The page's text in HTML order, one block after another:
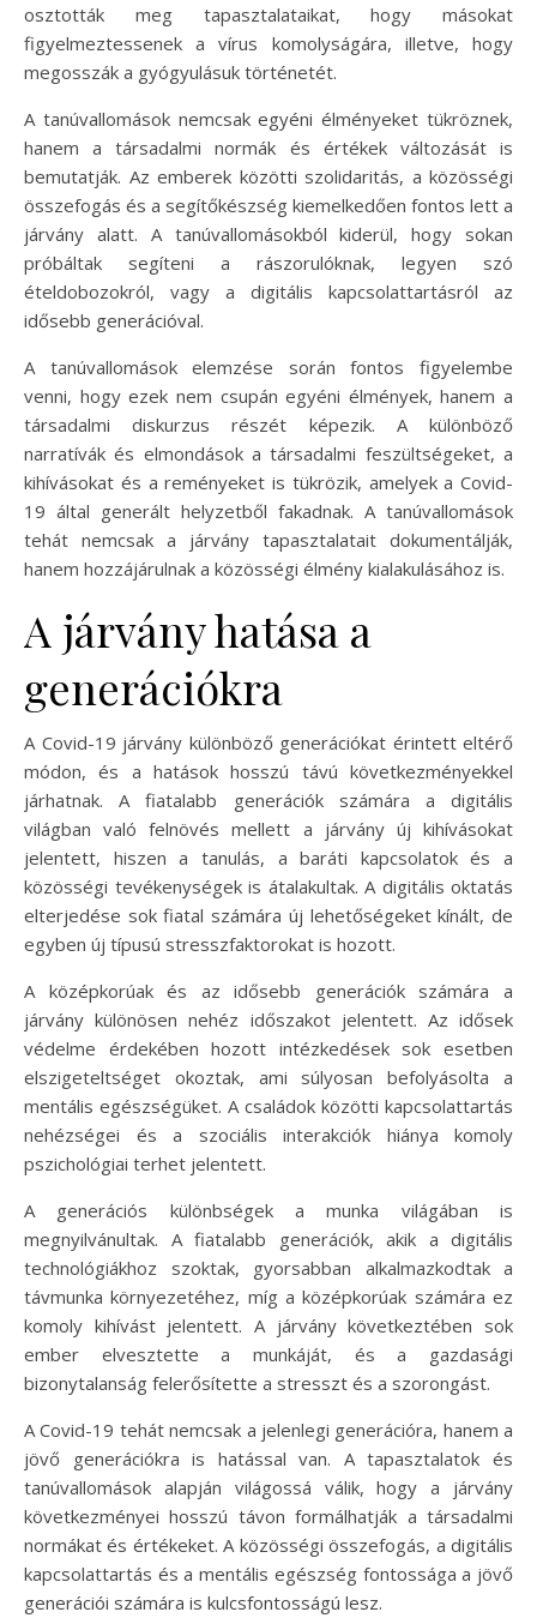
osztották meg tapasztalataikat, hogy másokat
figyelmeztessenek a vírus komolyságára, illetve, hogy
megosszák a gyógyulásuk történetét.
A tanúvallomások nemcsak egyéni élményeket tükröznek,
hanem a társadalmi normák és értékek változását is
bemutatják. Az emberek közötti szolidaritás, a közösségi
összefogás és a segítőkészség kiemelkedően fontos lett a
járvány alatt. A tanúvallomásokból kiderül, hogy sokan
próbáltak segíteni a rászorulóknak, legyen szó
ételdobozokról, vagy a digitális kapcsolattartásról az
idősebb generációval.
A tanúvallomások elemzése során fontos figyelembe
venni, hogy ezek nem csupán egyéni élmények, hanem a
társadalmi diskurzus részét képezik. A különböző
narratívák és elmondások a társadalmi feszültségeket, a
kihívásokat és a reményeket is tükrözik, amelyek a Covid-
19 által generált helyzetből fakadnak. A tanúvallomások
tehát nemcsak a járvány tapasztalatait dokumentálják,
hanem hozzájárulnak a közösségi élmény kialakulásához is.
A járvány hatása a
generációkra
A Covid-19 járvány különböző generációkat érintett eltérő
módon, és a hatások hosszú távú következményekkel
járhatnak. A fiatalabb generációk számára a digitális
világban való felnövés mellett a járvány új kihívásokat
jelentett, hiszen a tanulás, a baráti kapcsolatok és a
közösségi tevékenységek is átalakultak. A digitális oktatás
elterjedése sok fiatal számára új lehetőségeket kínált, de
egyben új típusú stresszfaktorokat is hozott.
A középkorúak és az idősebb generációk számára a
járvány különösen nehéz időszakot jelentett. Az idősek
védelme érdekében hozott intézkedések sok esetben
elszigeteltséget okoztak, ami súlyosan befolyásolta a
mentális egészségüket. A családok közötti kapcsolattartás
nehézségei és a szociális interakciók hiánya komoly
pszichológiai terhet jelentett.
A generációs különbségek a munka világában is
megnyilvánultak. A fiatalabb generációk, akik a digitális
technológiákhoz szoktak, gyorsabban alkalmazkodtak a
távmunka környezetéhez, míg a középkorúak számára ez
komoly kihívást jelentett. A járvány következtében sok
ember elvesztette a munkáját, és a gazdasági
bizonytalanság felerősítette a stresszt és a szorongást.
A Covid-19 tehát nemcsak a jelenlegi generációra, hanem a
jövő generációkra is hatással van. A tapasztalatok és
tanúvallomások alapján világossá válik, hogy a járvány
következményei hosszú távon formálhatják a társadalmi
normákat és értékeket. A közösségi összefogás, a digitális
kapcsolattartás és a mentális egészség fontossága a jövő
generációi számára is kulcsfontosságú lesz.